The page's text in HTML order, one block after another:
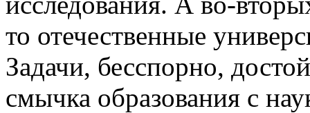
то отечественные
Задачи, бесспорно,
смычка образования с